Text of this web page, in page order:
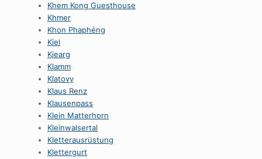
Khem Kong Guesthouse
Khmer
Khon Phaphéng
Kiel
Kjearg
Klamm
Klatovy
Klaus Renz
Klausenpass
Klein Matterhorn
Kleinwalsertal
Kletterausrüstung
Klettergurt